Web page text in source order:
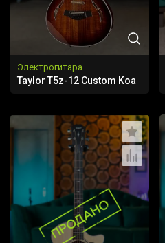
Электрогитара
Taylor T5z-12 Custom Koa